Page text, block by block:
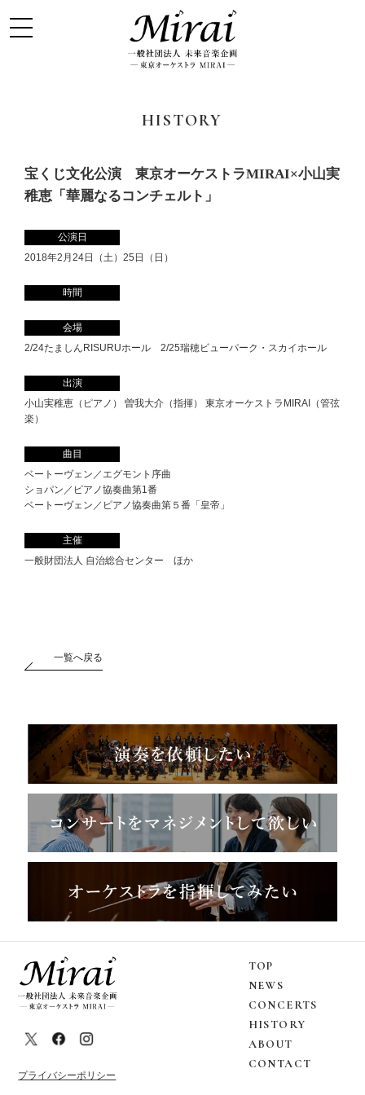
HISTORY
宝くじ文化公演 東京オーケストラMIRAI×小山実
稚恵「華麗なるコンチェルト」
公演日
2018年2月24日（土）25日（日）
時間
会場
2/24たましんRISURUホール 2/25瑞穂ビューパーク・スカイホール
出演
小山実稚恵（ピアノ） 曽我大介（指揮） 東京オーケストラMIRAI（管弦
楽）
曲目
ベートーヴェン／エグモント序曲
ショパン／ピアノ協奏曲第1番
ベートーヴェン／ピアノ協奏曲第５番「皇帝」
主催
一般財団法人 自治総合センター ほか
一覧へ戻る
TOP
NEWS
CONCERTS
HISTORY
ABOUT
CONTACT
プライバシーポリシー